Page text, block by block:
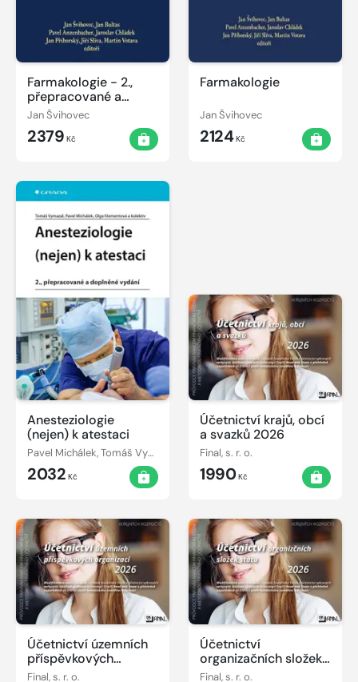
Farmakologie - 2.,
přepracované a
doplněné vydání
Jan Švihovec
2379 Kč
Farmakologie
Jan Švihovec
2124Kč
Anesteziologie
(nejen) k atestaci
Pavel Michálek, Tomáš Vymazal, Olga Klementová
2032 Kč
Účetnictví krajů, obcí
a svazků 2026
Final, s. r. o.
1990Kč
Účetnictví územních
příspěvkových
organizací 2026
Final, s. r. o.
Účetnictví
organizačních složek
státu 2026
Final, s. r. o.